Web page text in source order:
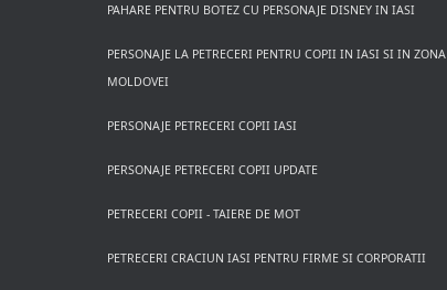
PAHARE PENTRU BOTEZ CU PERSONAJE DISNEY IN IASI
PERSONAJE LA PETRECERI PENTRU COPII IN IASI SI IN ZONA
MOLDOVEI
PERSONAJE PETRECERI COPII IASI
PERSONAJE PETRECERI COPII UPDATE
PETRECERI COPII - TAIERE DE MOT
PETRECERI CRACIUN IASI PENTRU FIRME SI CORPORATII